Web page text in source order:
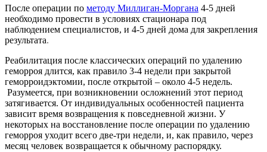
После операции по методу Миллиган-Моргана 4-5 дней
необходимо провести в условиях стационара под
наблюдением специалистов, и 4-5 дней дома для закрепления
результата.
Реабилитация после классических операций по удалению
геморроя длится, как правило 3-4 недели при закрытой
геморроидэктомии, после открытой – около 4-5 недель.
Разумеется, при возникновении осложнений этот период
затягивается. От индивидуальных особенностей пациента
зависит время возвращения к повседневной жизни. У
некоторых на восстановление после операции по удалению
геморроя уходит всего две-три недели, и, как правило, через
месяц человек возвращается к обычному распорядку.